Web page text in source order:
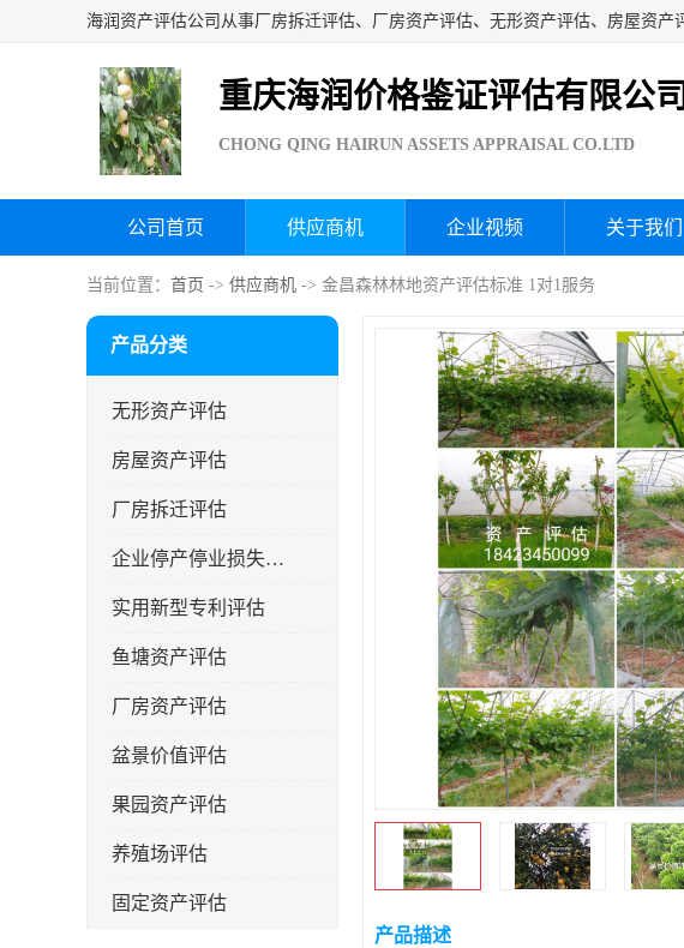
重庆海润价格鉴证评估有限公司
CHONG QING HAIRUN ASSETS APPRAISAL CO.LTD
公司首页 供应商机 企业视频 关于我们
当前位置： 首页 -> 供应商机 -> 金昌森林林地资产评估标准 1对1服务
产品分类
无形资产评估
房屋资产评估
厂房拆迁评估
企业停产停业损失评估
实用新型专利评估
鱼塘资产评估
厂房资产评估
盆景价值评估
果园资产评估
养殖场评估
固定资产评估
产品描述